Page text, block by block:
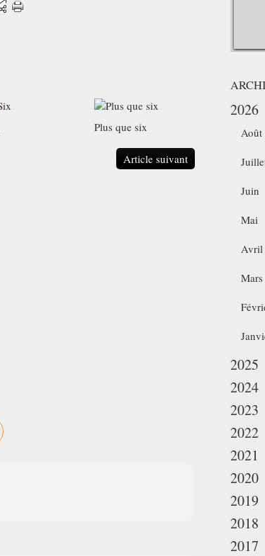
Plus que six
Article suivant
2026
Août
Juin
Mai
Avril
Mars
2025
2024
2023
2022
2021
2020
2019
2018
2017